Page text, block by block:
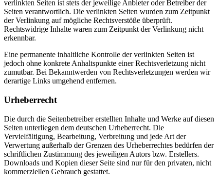
verlinkten Seiten ist stets der jeweilige Anbieter oder Betreiber der
Seiten verantwortlich. Die verlinkten Seiten wurden zum Zeitpunkt
der Verlinkung auf mögliche Rechtsverstöße überprüft.
Rechtswidrige Inhalte waren zum Zeitpunkt der Verlinkung nicht
erkennbar.
Eine permanente inhaltliche Kontrolle der verlinkten Seiten ist
jedoch ohne konkrete Anhaltspunkte einer Rechtsverletzung nicht
zumutbar. Bei Bekanntwerden von Rechtsverletzungen werden wir
derartige Links umgehend entfernen.
Urheberrecht
Die durch die Seitenbetreiber erstellten Inhalte und Werke auf diesen
Seiten unterliegen dem deutschen Urheberrecht. Die
Vervielfältigung, Bearbeitung, Verbreitung und jede Art der
Verwertung außerhalb der Grenzen des Urheberrechtes bedürfen der
schriftlichen Zustimmung des jeweiligen Autors bzw. Erstellers.
Downloads und Kopien dieser Seite sind nur für den privaten, nicht
kommerziellen Gebrauch gestattet.